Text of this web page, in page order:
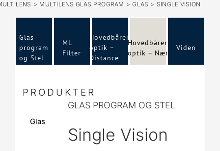
MULTILENS GLAS PROGRAM GLAS SINGLE VISION
Glas
program
og Stel
ML
Filter
Hovedbåren
optik –
Distance
Hovedbåren
optik – Nær
Viden
PRODUKTER
Glas
GLAS PROGRAM OG STEL
Single Vision